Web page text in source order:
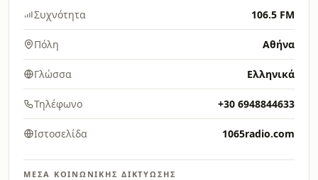
Συχνότητα 106.5 FM
Πόλη Αθήνα
Γλώσσα Ελληνικά
Τηλέφωνο +30 6948844633
Ιστοσελίδα 1065radio.com
ΜΈΣΑ ΚΟΙΝΩΝΙΚΉΣ ΔΙΚΤΎΩΣΗΣ